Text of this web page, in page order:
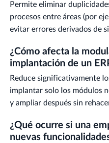
Permite eliminar
procesos entre áreas (por
evitar errores derivados de
¿Cómo afecta la
implantación de un
Reduce significativamente
implantar solo los módulos
y ampliar después sin
¿Qué ocurre si una
nuevas